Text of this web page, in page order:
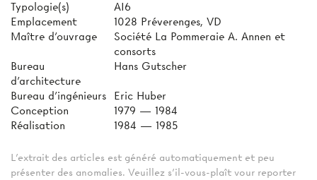
Typologie(s)
AI6
Emplacement
1028 Préverenges, VD
Maître d'ouvrage
Société La Pommeraie A. Annen et
consorts
Bureau
d'architecture
Hans Gutscher
Bureau d'ingénieurs
Eric Huber
Conception
1979 — 1984
Réalisation
1984 — 1985
L'extrait des articles est généré automatiquement et peu
présenter des anomalies. Veuillez s'il-vous-plaît vour reporter